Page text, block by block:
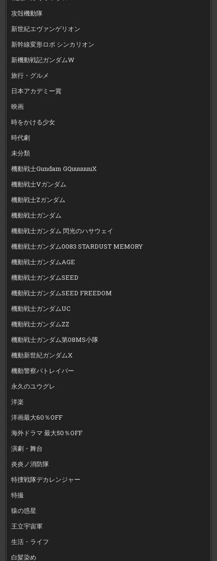
攻殻機動隊
新世紀エヴァンゲリオン
新幹線変形ロボ シンカリオン
新機動戦記ガンダムW
旅行・グルメ
日本アカデミー賞
映画
時をかける少女
時代劇
未分類
機動戦士Gundam GQuuuuuuX
機動戦士Vガンダム
機動戦士Zガンダム
機動戦士ガンダム
機動戦士ガンダム 閃光のハサウェイ
機動戦士ガンダム0083 STARDUST MEMORY
機動戦士ガンダムAGE
機動戦士ガンダムSEED
機動戦士ガンダムSEED FREEDOM
機動戦士ガンダムUC
機動戦士ガンダムZZ
機動戦士ガンダム第08MS小隊
機動新世紀ガンダムX
機動警察パトレイバー
永久のユウグレ
洋楽
洋画最大60％OFF
海外ドラマ 最大50％OFF
演劇・舞台
炎炎ノ消防隊
特捜戦隊デカレンジャー
特撮
猿の惑星
王立宇宙軍
生活・ライフ
白髪染め